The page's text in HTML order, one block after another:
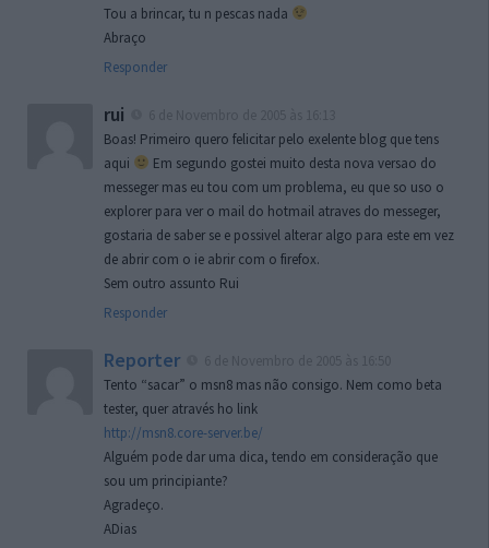
Tou a brincar, tu n pescas nada
Abraço
Responder
rui
Boas! Primeiro quero felicitar pelo exelente blog que tens
aqui
Em segundo gostei muito desta nova versao do
messeger mas eu tou com um problema, eu que so uso o
explorer para ver o mail do hotmail atraves do messeger,
gostaria de saber se e possivel alterar algo para este em vez
de abrir com o ie abrir com o firefox.
Sem outro assunto Rui
Responder
Reporter
Tento “sacar” o msn8 mas não consigo. Nem como beta
tester, quer através ho link
http://msn8.core-server.be/
Alguém pode dar uma dica, tendo em consideração que
sou um principiante?
Agradeço.
ADias